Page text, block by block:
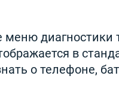
диагностики
в
о телефоне,